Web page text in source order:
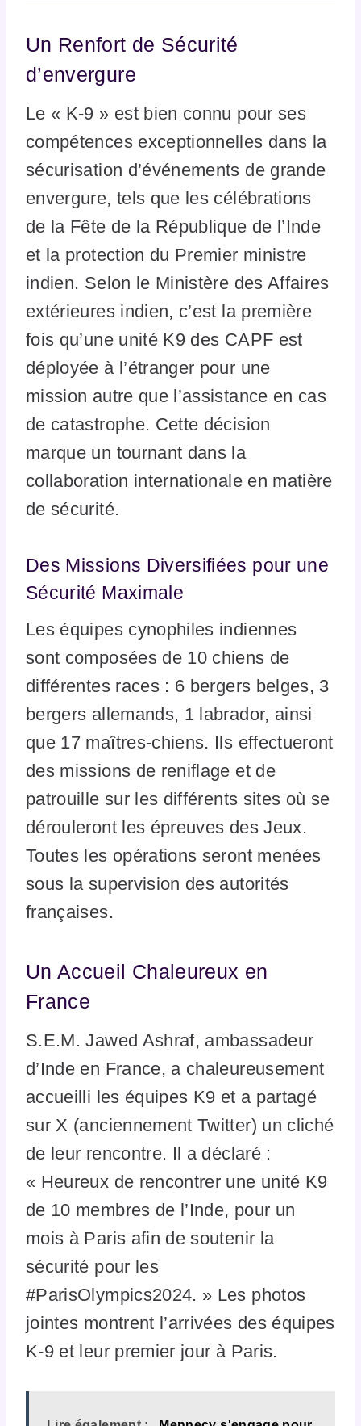
Un Renfort de Sécurité
d’envergure
Le « K-9 » est bien connu pour ses
compétences exceptionnelles dans la
sécurisation d’événements de grande
envergure, tels que les célébrations
de la Fête de la République de l’Inde
et la protection du Premier ministre
indien. Selon le Ministère des Affaires
extérieures indien, c’est la première
fois qu’une unité K9 des CAPF est
déployée à l’étranger pour une
mission autre que l’assistance en cas
de catastrophe. Cette décision
marque un tournant dans la
collaboration internationale en matière
de sécurité.
Des Missions Diversifiées pour une
Sécurité Maximale
Les équipes cynophiles indiennes
sont composées de 10 chiens de
différentes races : 6 bergers belges, 3
bergers allemands, 1 labrador, ainsi
que 17 maîtres-chiens. Ils effectueront
des missions de reniflage et de
patrouille sur les différents sites où se
dérouleront les épreuves des Jeux.
Toutes les opérations seront menées
sous la supervision des autorités
françaises.
Un Accueil Chaleureux en
France
S.E.M. Jawed Ashraf, ambassadeur
d’Inde en France, a chaleureusement
accueilli les équipes K9 et a partagé
sur X (anciennement Twitter) un cliché
de leur rencontre. Il a déclaré :
« Heureux de rencontrer une unité K9
de 10 membres de l’Inde, pour un
mois à Paris afin de soutenir la
sécurité pour les
#ParisOlympics2024. » Les photos
jointes montrent l’arrivées des équipes
K-9 et leur premier jour à Paris.